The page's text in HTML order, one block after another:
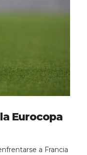
Eurocopa
a Francia